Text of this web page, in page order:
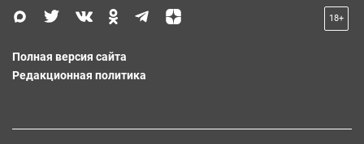
18+
Полная версия сайта
Редакционная политика